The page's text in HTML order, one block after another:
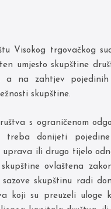
Visokog trgovačkog
umjesto skupštine
a na zahtjev
skupštine.
s ograničenom
treba donijeti
uprava ili drugo tijelo
ovlaštena
sazove skupštinu radi
koji su preuzeli uloge